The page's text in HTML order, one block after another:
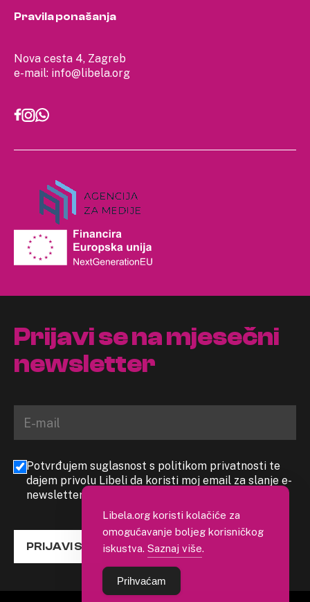
Nova cesta 4, Zagreb
e-mail: info@libela.org
Pravila ponašanja
Prijavi se na mjesečni
newsletter
Potvrđujem suglasnost s politikom privatnosti te
dajem privolu Libeli da koristi moj email za slanje e-
newslettera
PRIJAVI SE
Libela.org koristi kolačiće za
omogućavanje boljeg korisničkog
iskustva. Saznaj više.
Prihvaćam